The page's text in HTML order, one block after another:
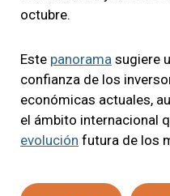
octubre.
Este panorama sugiere
confianza de los
económicas actuales,
el ámbito internacional
evolución futura de los